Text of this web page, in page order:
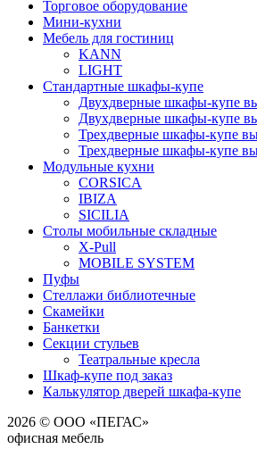
Торговое оборудование
Мини-кухни
Мебель для гостиниц
KANN
LIGHT
Стандартные шкафы-купе
Двухдверные шкафы-купе
Двухдверные шкафы-купе
Трехдверные шкафы-купе
Трехдверные шкафы-купе
Модульные кухни
CORSICA
IBIZA
SICILIA
Столы мобильные складные
X-Pull
MOBILE SYSTEM
Пуфы
Стеллажи библиотечные
Скамейки
Банкетки
Секции стульев
Театральные кресла
Шкаф-купе под заказ
Калькулятор дверей шкафа-купе
2026 © ООО «ПЕГАС»
офисная мебель